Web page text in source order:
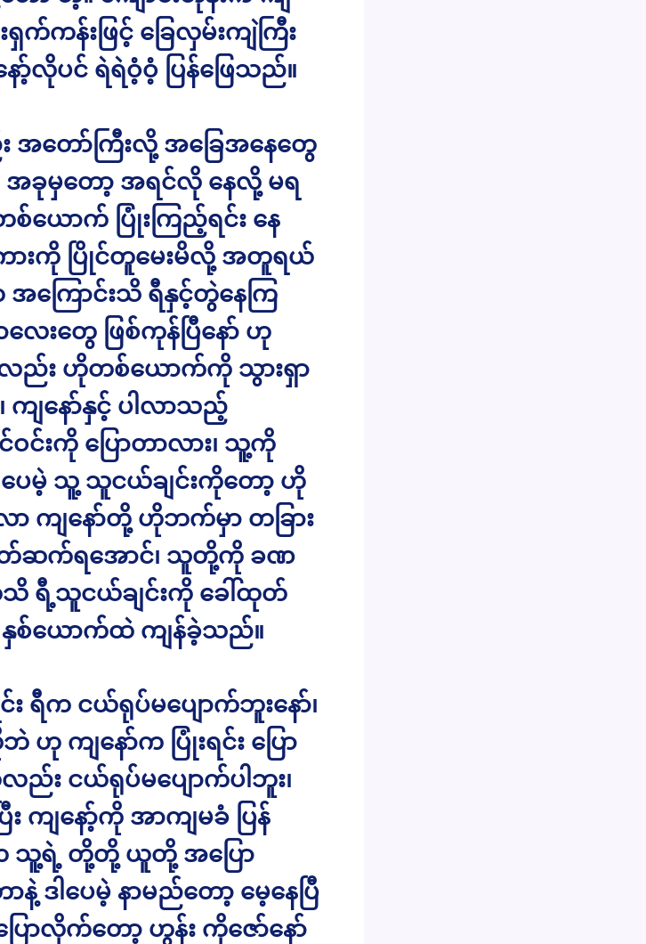
က်ကန်းဖြင့် ခြေလှမ်းကျဲကြီး
ာ့်လိုပင် ရဲရဲဝံ့ဝံ့ ပြန်ဖြေသည်။
တော်ကြီးလို့ အခြေအနေတွေ
အခုမှတော့ အရင်လို နေလို့ မရ
ောက် ပြုံးကြည့်ရင်း နေ
ားကို ပြိုင်တူမေးမိလို့ အတူရယ်
အကြောင်းသိ ရီနှင့်တွဲနေကြ
ေးတွေ ဖြစ်ကုန်ပြီနော် ဟု
ည်း ဟိုတစ်ယောက်ကို သွားရှာ
ျနော်နှင့် ပါလာသည့်
င်းကို ပြောတာလား၊ သူ့ကို
ပေမဲ့ သူ့ သူငယ်ချင်းကိုတော့ ဟို
ကျနော်တို့ ဟိုဘက်မှာ တခြား
တ်ဆက်ရအောင်၊ သူတို့ကို ခဏ
ရီ့သူငယ်ချင်းကို ခေါ်ထုတ်
နှစ်ယောက်ထဲ ကျန်ခဲ့သည်။
ရီက ငယ်ရုပ်မပျောက်ဘူးနော်၊
ကျနော်က ပြုံးရင်း ပြော
ငယ်ရုပ်မပျောက်ပါဘူး၊
ကျနော့်ကို အာကျမခံ ပြန်
သူ့ရဲ့ တို့တို့ ယူတို့ အပြော
နဲ့ ဒါပေမဲ့ နာမည်တော့ မေ့နေပြီ
ြောလိုက်တော့ ဟွန်း ကိုဇော်နော်